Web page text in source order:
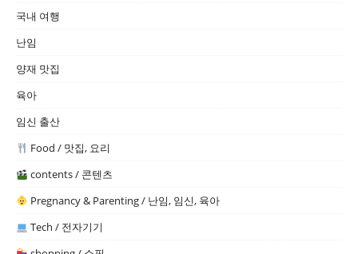
국내 여행
난임
양재 맛집
육아
임신 출산
Food / 맛집, 요리
contents / 콘텐츠
Pregnancy & Parenting / 난임, 임신, 육아
Tech / 전자기기